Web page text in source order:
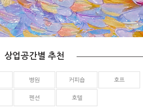
상업공간별 추천
병원 커피숍 호프
펜션 호텔